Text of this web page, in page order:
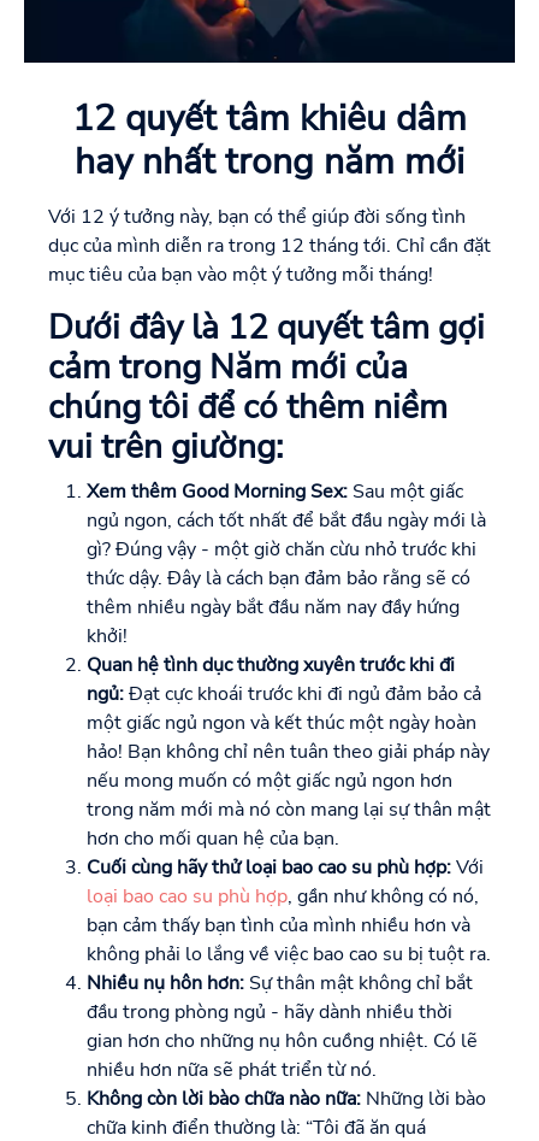
12 quyết tâm khiêu dâm
hay nhất trong năm mới
Với 12 ý tưởng này, bạn có thể giúp đời sống tình
dục của mình diễn ra trong 12 tháng tới. Chỉ cần đặt
mục tiêu của bạn vào một ý tưởng mỗi tháng!
Dưới đây là 12 quyết tâm gợi
cảm trong Năm mới của
chúng tôi để có thêm niềm
vui trên giường:
Xem thêm Good Morning Sex: Sau một giấc
ngủ ngon, cách tốt nhất để bắt đầu ngày mới là
gì? Đúng vậy - một giờ chăn cừu nhỏ trước khi
thức dậy. Đây là cách bạn đảm bảo rằng sẽ có
thêm nhiều ngày bắt đầu năm nay đầy hứng
khởi!
Quan hệ tình dục thường xuyên trước khi đi
ngủ:Đạt cực khoái trước khi đi ngủ đảm bảo cả
một giấc ngủ ngon và kết thúc một ngày hoàn
hảo! Bạn không chỉ nên tuân theo giải pháp này
nếu mong muốn có một giấc ngủ ngon hơn
trong năm mới mà nó còn mang lại sự thân mật
hơn cho mối quan hệ của bạn.
Cuối cùng hãy thử loại bao cao su phù hợp:Với
loại bao cao su phù hợp, gần như không có nó,
bạn cảm thấy bạn tình của mình nhiều hơn và
không phải lo lắng về việc bao cao su bị tuột ra.
Nhiều nụ hôn hơn: Sự thân mật không chỉ bắt
đầu trong phòng ngủ - hãy dành nhiều thời
gian hơn cho những nụ hôn cuồng nhiệt. Có lẽ
nhiều hơn nữa sẽ phát triển từ nó.
Không còn lời bào chữa nào nữa: Những lời bào
chữa kinh điển thường là: “Tôi đã ăn quá